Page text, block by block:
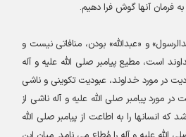
آن‏ها گوش فرا دهيم.
و «عبداللَّه» بودن، منافاتى نيست و
است، مطيع پيامبر صلى الله عليه و آله
در مورد خداوند، عبوديت تكوينى و ناشى
مورد پيامبر صلى الله عليه و آله ناشى از
انسان‏ها را به اطاعت از پيامبر صلى الله